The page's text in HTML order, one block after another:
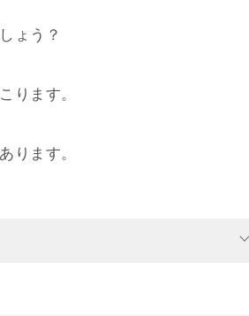
ょう？
ります。
ります。